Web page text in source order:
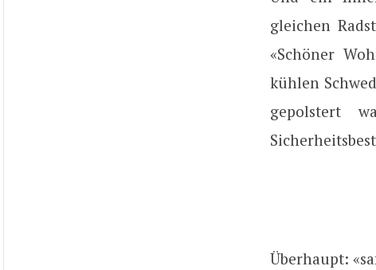
gleichen
«Schöner
kühlen
gepolstert
Überhaupt: